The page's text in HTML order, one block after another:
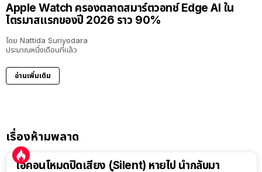
Apple Watch ครองตลาดสมาร์ตวอทช์ Edge AI ใน
ไตรมาสแรกของปี 2026 ราว 90%
โดย Nattida Suriyodara
ประมาณหนึ่งเดือนที่แล้ว
อ่านเพิ่มเติม
เรื่องห้ามพลาด
ไอคอนโหมดปิดเสียง (Silent) หายไป นำกลับมา